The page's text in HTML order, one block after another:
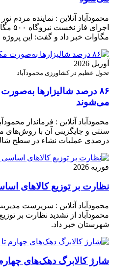
محمودآباد آنلاین : نماینده مردم
مگاوات خبر داد و گفت: این
آوریل 2026
تحول عظیم در کشاورزی محمودآباد
۸۶ درصد شالیزارها
می‌شوند
محمودآباد آنلاین : فرماندار
درصدی عملیات نشاء در سطح
فوریه 2026
نظارت بر توزیع کالا‌های
محمودآباد آنلاین : سرپرست
محمودآباد از تشدید نظارت بر
شهرستان خبر داد.
شارژ کالابرگ دهک‌های چهارم تا